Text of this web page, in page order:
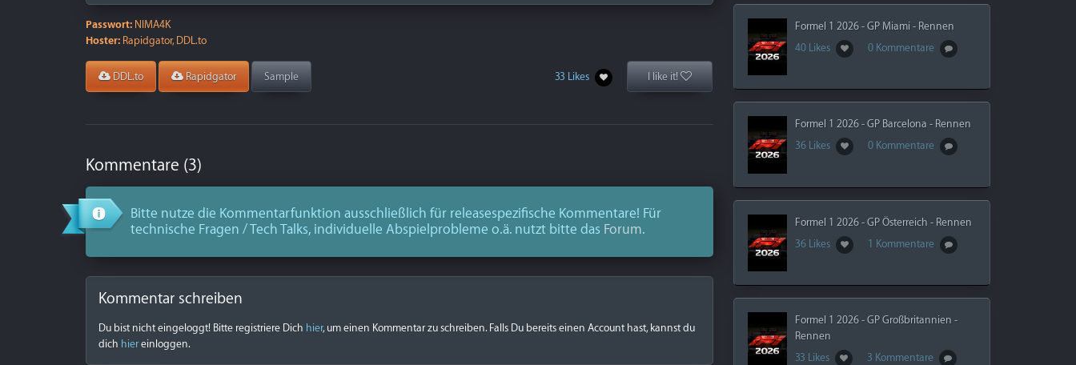
Passwort: NIMA4K
Hoster: Rapidgator, DDL.to
DDL.to Rapidgator Sample 33 Likes I like it!
Kommentare (3)
Bitte nutze die Kommentarfunktion ausschließlich für releasespezifische Kommentare! Für
technische Fragen / Tech Talks, individuelle Abspielprobleme o.ä. nutzt bitte das Forum.
Kommentar schreiben
Du bist nicht eingeloggt! Bitte registriere Dich hier, um einen Kommentar zu schreiben. Falls Du bereits einen Account hast, kannst du
dich hiereinloggen.
Formel 1 2026 - GP Miami - Rennen
40 Likes
0 Kommentare
Formel 1 2026 - GP Barcelona - Rennen
36 Likes
0 Kommentare
Formel 1 2026 - GP Österreich - Rennen
36 Likes
1 Kommentare
Formel 1 2026 - GP Großbritannien -
Rennen
33 Likes
3 Kommentare